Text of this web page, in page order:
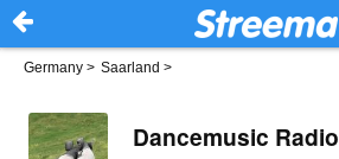
Germany > Saarland >
Dancemusic Radio